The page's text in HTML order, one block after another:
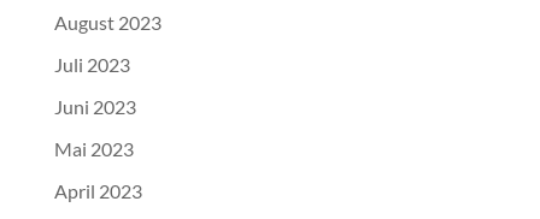
August 2023
Juli 2023
Juni 2023
Mai 2023
April 2023